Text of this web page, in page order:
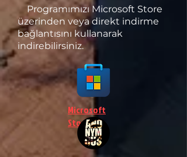
Programımızı Microsoft Store
üzerinden veya direkt indirme
bağlantısını kullanarak
indirebilirsiniz.
Microsoft
Store